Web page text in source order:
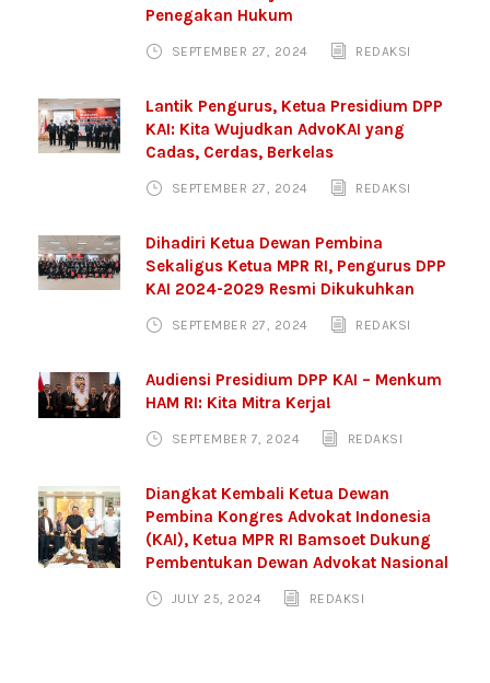
Penegakan Hukum
SEPTEMBER 27, 2024 REDAKSI
Lantik Pengurus, Ketua Presidium DPP
KAI: Kita Wujudkan AdvoKAI yang
Cadas, Cerdas, Berkelas
SEPTEMBER 27, 2024 REDAKSI
Dihadiri Ketua Dewan Pembina
Sekaligus Ketua MPR RI, Pengurus DPP
KAI 2024-2029 Resmi Dikukuhkan
SEPTEMBER 27, 2024 REDAKSI
Audiensi Presidium DPP KAI – Menkum
HAM RI: Kita Mitra Kerja!
SEPTEMBER 7, 2024 REDAKSI
Diangkat Kembali Ketua Dewan
Pembina Kongres Advokat Indonesia
(KAI), Ketua MPR RI Bamsoet Dukung
Pembentukan Dewan Advokat Nasional
JULY 25, 2024 REDAKSI